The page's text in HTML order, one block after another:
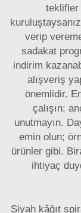
teklifler
verip
sadakat
indirim
alışveriş
önemlidir.
çalışın;
unutmayın.
emin olun;
ürünler gibi.
ihtiyaç
Siyah kâğıt